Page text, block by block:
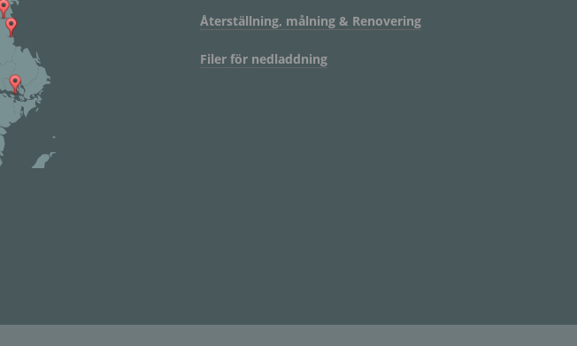
Återställning, målning & Renovering
Filer för nedladdning